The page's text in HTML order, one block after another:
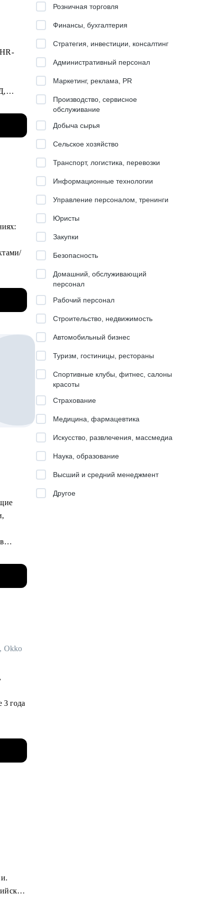
на
Okko
3 года
и
Розничная торговля
Финансы, бухгалтерия
Стратегия, инвестиции, консалтинг
Административный персонал
Маркетинг, реклама, PR
Производство, сервисное
обслуживание
Добыча сырья
Сельское хозяйство
Транспорт, логистика, перевозки
Информационные технологии
Управление персоналом, тренинги
Юристы
Закупки
Безопасность
Домашний, обслуживающий
персонал
Рабочий персонал
Строительство, недвижимость
Автомобильный бизнес
Туризм, гостиницы, рестораны
Спортивные клубы, фитнес, салоны
красоты
Страхование
Медицина, фармацевтика
Искусство, развлечения, массмедиа
Наука, образование
Высший и средний менеджмент
Другое